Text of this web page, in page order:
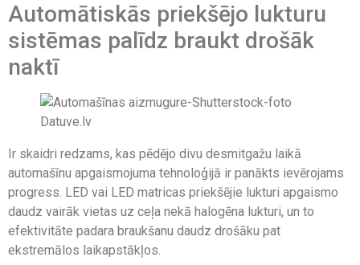
Automātiskās priekšējo lukturu
sistēmas palīdz braukt drošāk
naktī
Ir skaidri redzams, kas pēdējo divu desmitgažu laikā
automašīnu apgaismojuma tehnoloģijā ir panākts ievērojams
progress. LED vai LED matricas priekšējie lukturi apgaismo
daudz vairāk vietas uz ceļa nekā halogēna lukturi, un to
efektivitāte padara braukšanu daudz drošāku pat
ekstremālos laikapstākļos.